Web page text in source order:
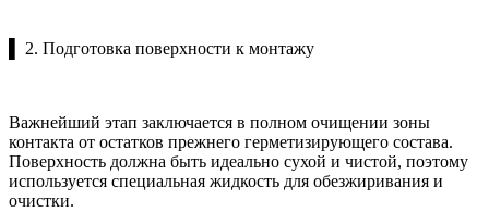
▌ 2. Подготовка поверхности к монтажу
Важнейший этап заключается в полном очищении зоны
контакта от остатков прежнего герметизирующего состава.
Поверхность должна быть идеально сухой и чистой, поэтому
используется специальная жидкость для обезжиривания и
очистки.